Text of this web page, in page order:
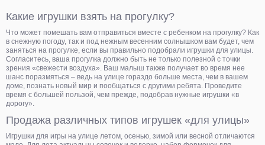
Какие игрушки взять на прогулку?
Что может помешать вам отправиться вместе с ребенком на прогулку? Как
в снежную погоду, так и под нежным весенним солнышком вам будет, чем
заняться на прогулке, если вы правильно подобрали игрушки для улицы.
Согласитесь, ваша прогулка должно быть не только полезной с точки
зрения «свежести воздуха». Ваш малыш также получает во время нее
шанс поразмяться – ведь на улице гораздо больше места, чем в вашем
доме, познать новый мир и пообщаться с другими ребята. Проведите
время с большей пользой, чем прежде, подобрав нужные игрушки «в
дорогу».
Продажа различных типов игрушек «для улицы»
Игрушки для игры на улице летом, осенью, зимой или весной отличаются